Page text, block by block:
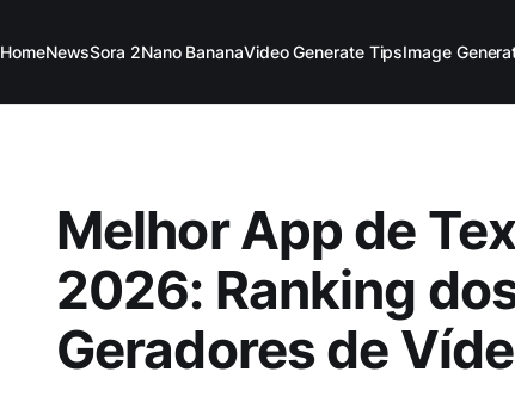
HomeNewsSora 2Nano BananaVideo Generate TipsImage
Melhor App de
2026: Ranking
Geradores de